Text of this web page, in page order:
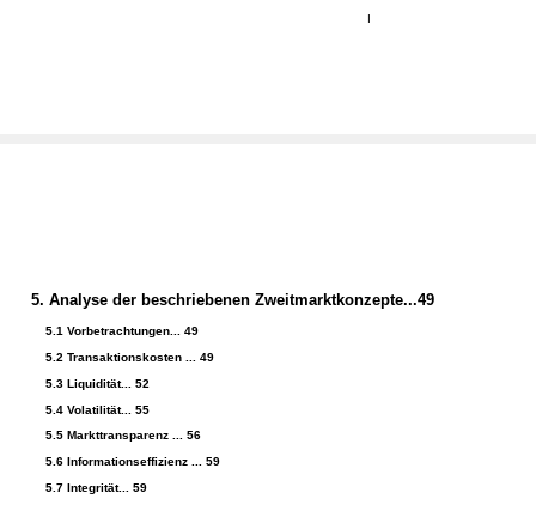
I
5. Analyse der beschriebenen Zweitmarktkonzepte...49
5.1 Vorbetrachtungen... 49
5.2 Transaktionskosten ... 49
5.3 Liquidität... 52
5.4 Volatilität... 55
5.5 Markttransparenz ... 56
5.6 Informationseffizienz ... 59
5.7 Integrität... 59